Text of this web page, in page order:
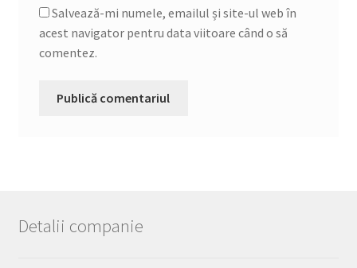
Salvează-mi numele, emailul și site-ul web în
acest navigator pentru data viitoare când o să
comentez.
Detalii companie